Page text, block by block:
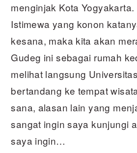
menginjak Kota
Istimewa yang konon
kesana, maka kita akan
Gudeg ini sebagai rumah
melihat langsung
bertandang ke tempat
sana, alasan lain yang
sangat ingin saya kunjungi
saya ingin…